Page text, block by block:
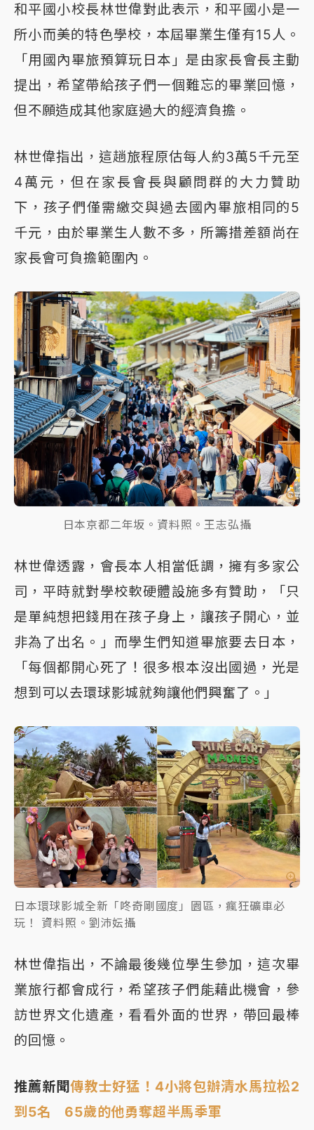
和平國小校長林世偉對此表示，和平國小是一
所小而美的特色學校，本屆畢業生僅有15人。
「用國內畢旅預算玩日本」是由家長會長主動
提出，希望帶給孩子們一個難忘的畢業回憶，
但不願造成其他家庭過大的經濟負擔。
林世偉指出，這趟旅程原估每人約3萬5千元至
4萬元，但在家長會長與顧問群的大力贊助
下，孩子們僅需繳交與過去國內畢旅相同的5
千元，由於畢業生人數不多，所籌措差額尚在
家長會可負擔範圍內。
日本京都二年坂。資料照。王志弘攝
林世偉透露，會長本人相當低調，擁有多家公
司，平時就對學校軟硬體設施多有贊助，「只
是單純想把錢用在孩子身上，讓孩子開心，並
非為了出名。」而學生們知道畢旅要去日本，
「每個都開心死了！很多根本沒出國過，光是
想到可以去環球影城就夠讓他們興奮了。」
日本環球影城全新「咚奇剛國度」園區，瘋狂礦車必
玩！ 資料照。劉沛妘攝
林世偉指出，不論最後幾位學生參加，這次畢
業旅行都會成行，希望孩子們能藉此機會，參
訪世界文化遺產，看看外面的世界，帶回最棒
的回憶。
推薦新聞傳教士好猛！4小將包辦清水馬拉松2
到5名 65歲的他勇奪超半馬季軍